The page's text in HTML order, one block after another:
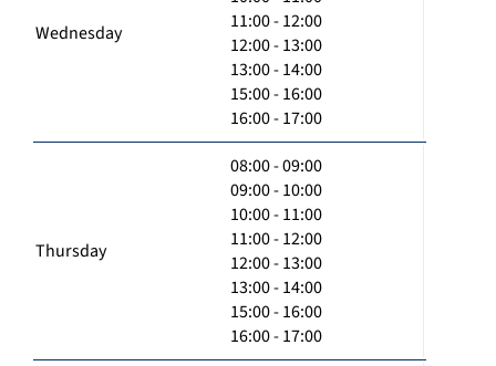
Wednesday
11:00 - 12:00
12:00 - 13:00
13:00 - 14:00
15:00 - 16:00
16:00 - 17:00
Thursday
08:00 - 09:00
09:00 - 10:00
10:00 - 11:00
11:00 - 12:00
12:00 - 13:00
13:00 - 14:00
15:00 - 16:00
16:00 - 17:00